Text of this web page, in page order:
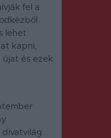
fel a
lehet
kapni,
újat és ezek